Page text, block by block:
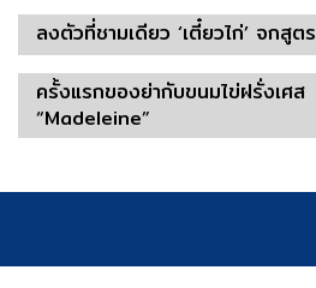
ลงตัวที่ชามเดียว ‘เตี๋ยวไก่’ จกสูตร
ครั้งแรกของย่ากับขนมไข่ฝรั่งเศส
“Madeleine”